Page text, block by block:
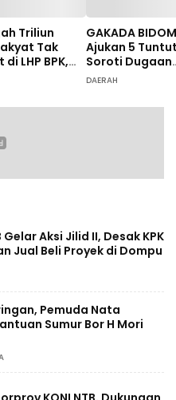
Triliun
Tak
LHP BPK,
PDIP DPRD
GAKADA BIDOM
Ajukan 5
Soroti Dugaan
DAERAH
Gelar Aksi Jilid II, Desak KPK
Jual Beli Proyek di Dompu
Pemuda Nata
Sumur Bor H Mori